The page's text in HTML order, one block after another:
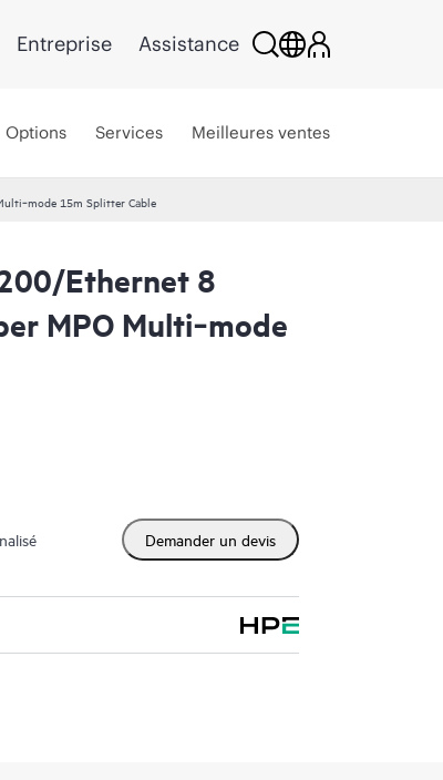
Entreprise Assistance
Options Services Meilleures ventes
15m Splitter Cable
Ethernet 8
MPO Multi‑mode
Demander un devis